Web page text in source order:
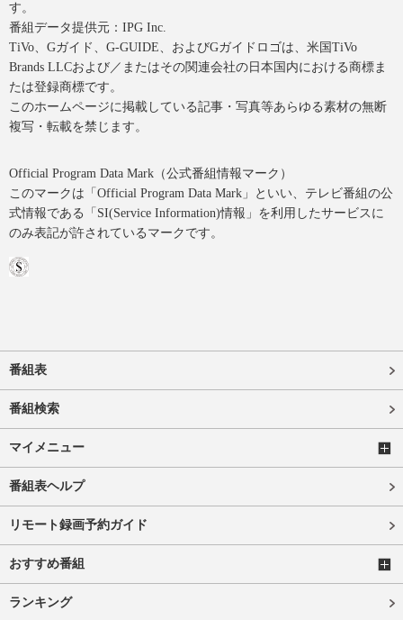
す。
番組データ提供元：IPG Inc.
TiVo、Gガイド、G-GUIDE、およびGガイドロゴは、米国TiVo
Brands LLCおよび／またはその関連会社の日本国内における商標ま
たは登録商標です。
このホームページに掲載している記事・写真等あらゆる素材の無断
複写・転載を禁じます。
Official Program Data Mark（公式番組情報マーク）
このマークは「Official Program Data Mark」といい、テレビ番組の公
式情報である「SI(Service Information)情報」を利用したサービスに
のみ表記が許されているマークです。
番組表
番組検索
マイメニュー
番組表ヘルプ
リモート録画予約ガイド
おすすめ番組
ランキング